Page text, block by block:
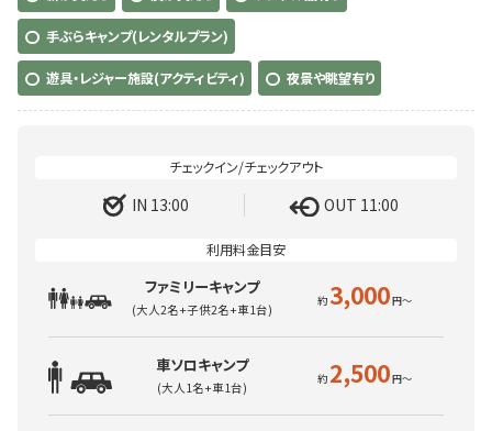
手ぶらキャンプ(レンタルプラン)
遊具・レジャー施設(アクティビティ) 夜景や眺望有り
IN 13:00 OUT 11:00
ファミリーキャンプ
(大人2名+子供2名+車1台) 3,000
車ソロキャンプ
(大人1名+車1台) 2,500